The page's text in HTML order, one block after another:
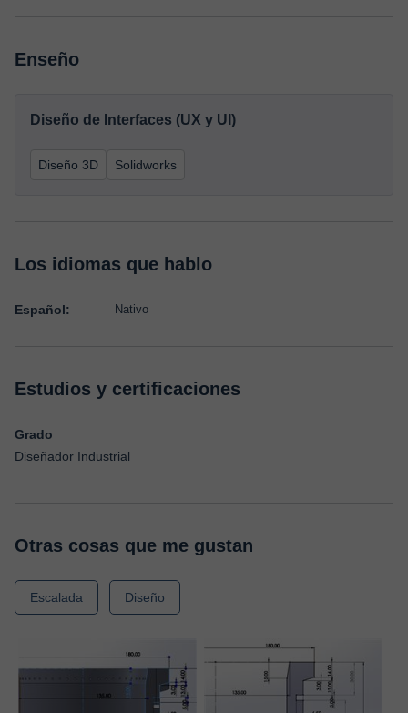
Enseño
Diseño de Interfaces (UX y UI)
Diseño 3D Solidworks
Los idiomas que hablo
Español: Nativo
Estudios y certificaciones
Grado
Diseñador Industrial
Otras cosas que me gustan
Escalada Diseño